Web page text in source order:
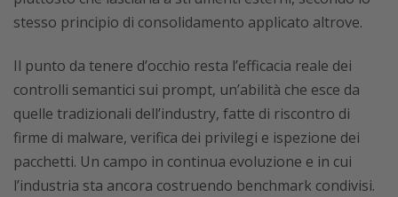
stesso principio di consolidamento applicato altrove.
Il punto da tenere d’occhio resta l’efficacia reale dei
controlli semantici sui prompt, un’abilità che esce da
quelle tradizionali dell’industry, fatte di riscontro di
firme di malware, verifica dei privilegi e ispezione dei
pacchetti. Un campo in continua evoluzione e in cui
l’industria sta ancora costruendo benchmark condivisi.